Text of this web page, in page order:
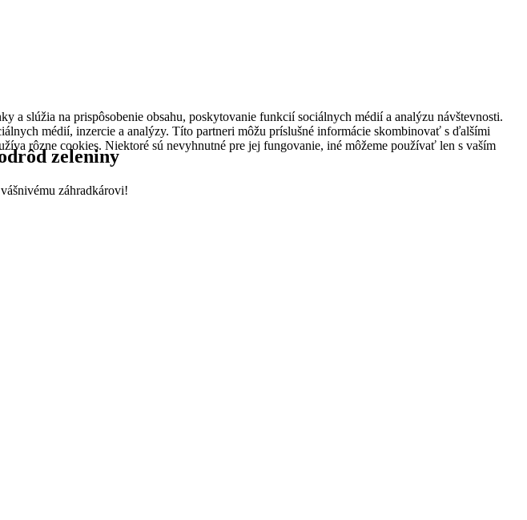
zeleniny
záhradkárovi!
a slúžia na prispôsobenie obsahu, poskytovanie funkcií sociálnych médií a analýzu návštevnosti.
médií, inzercie a analýzy. Títo partneri môžu príslušné informácie skombinovať s ďalšími
rôzne cookies. Niektoré sú nevyhnutné pre jej fungovanie, iné môžeme používať len s vaším